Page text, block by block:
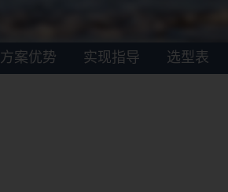
方案优势 实现指导 选型表